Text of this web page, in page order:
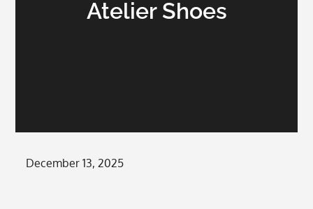
Atelier Shoes
Posted
December 13, 2025